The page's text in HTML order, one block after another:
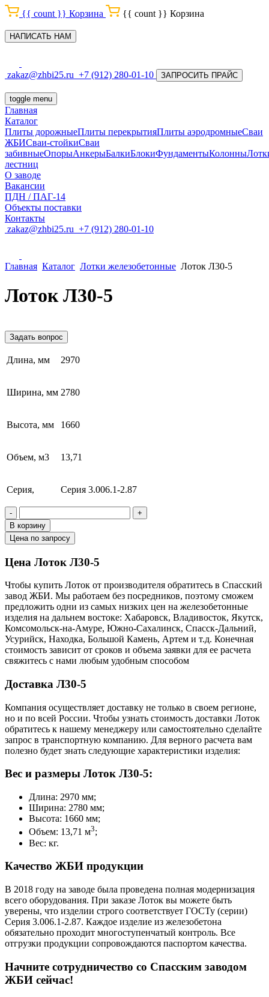
{{ count }} Корзина {{ count }} Корзина
НАПИСАТЬ НАМ
zakaz@zhbi25.ru +7 (912) 280-01-10 ЗАПРОСИТЬ ПРАЙС
toggle menu
Главная
Каталог
Плиты дорожныеПлиты перекрытияПлиты аэродромныеСваи
ЖБИСваи-стойкиСваи
забивныеОпорыАнкерыБалкиБлокиФундаментыКолонны
лестниц
О заводе
Вакансии
ПДН / ПАГ-14
Объекты поставки
Контакты
zakaz@zhbi25.ru +7 (912) 280-01-10
Главная Каталог Лотки железобетонные Лоток Л30-5
Лоток Л30-5
Задать вопрос
Длина, мм 2970
Ширина, мм 2780
Высота, мм 1660
Объем, м3 13,71
Серия, Серия 3.006.1-2.87
-
+
В корзину
Цена по запросу
Цена Лоток Л30-5
Чтобы купить Лоток от производителя обратитесь в Cпасский
завод ЖБИ. Мы работаем без посредников, поэтому сможем
предложить одни из самых низких цен на железобетонные
изделия на дальнем востоке: Хабаровск, Владивосток, Якутск,
Комсомольск-на-Амуре, Южно-Сахалинск, Спасск-Дальний,
Усурийск, Находка, Большой Камень, Артем и т.д. Конечная
стоимость зависит от сроков и объема заявки для ее расчета
свяжитесь с нами любым удобным способом
Доставка Л30-5
Компания осуществляет доставку не только в своем регионе,
но и по всей России. Чтобы узнать стоимость доставки Лоток
обратитесь к нашему менеджеру или самостоятельно сделайте
запрос в транспортную компанию. Для верного расчета вам
полезно будет знать следующие характеристики изделия:
Вес и размеры Лоток Л30-5:
Длина: 2970 мм;
Ширина: 2780 мм;
Высота: 1660 мм;
Объем: 13,71 м3;
Вес: кг.
Качество ЖБИ продукции
В 2018 году на заводе была проведена полная модернизация
всего оборудования. При заказе Лоток вы можете быть
уверены, что изделии строго соответствует ГОСТу (серии)
Серия 3.006.1-2.87. Каждое изделие из железобетона
обязательно проходит многоступенчатый контроль. Все
отгрузки продукции сопровождаются паспортом качества.
Начните сотрудничество со Cпасским заводом
ЖБИ сейчас!